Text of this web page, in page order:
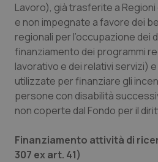
Lavoro), già trasferite a
e non impegnate a favore dei
regionali per l’occupazione dei
finanziamento dei programmi
lavorativo e dei relativi servizi)
utilizzate per finanziare gli
persone con disabilità
non coperte dal Fondo per il
Finanziamento attività di
307 ex art. 41)